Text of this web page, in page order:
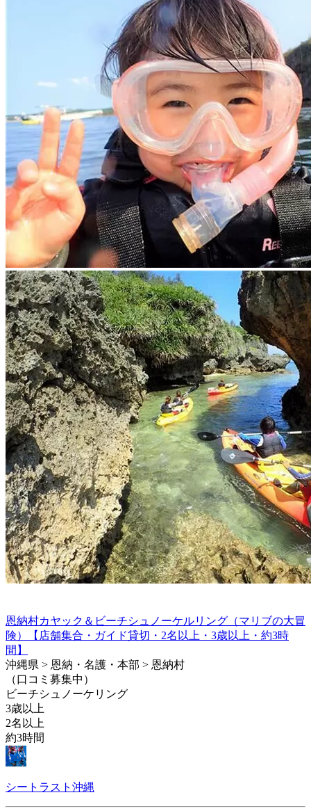
恩納村カヤック＆ビーチシュノーケルリング（マリブの大冒
険）【店舗集合・ガイド貸切・2名以上・3歳以上・約3時
間】
沖縄県 > 恩納・名護・本部 > 恩納村
（口コミ募集中）
ビーチシュノーケリング
3歳以上
2名以上
約3時間
シートラスト沖縄